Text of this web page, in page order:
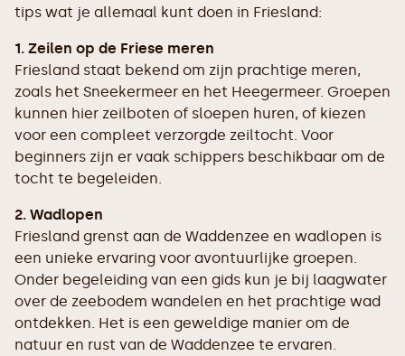
tips wat je allemaal kunt doen in Friesland:
1. Zeilen op de Friese meren
Friesland staat bekend om zijn prachtige meren,
zoals het Sneekermeer en het Heegermeer. Groepen
kunnen hier zeilboten of sloepen huren, of kiezen
voor een compleet verzorgde zeiltocht. Voor
beginners zijn er vaak schippers beschikbaar om de
tocht te begeleiden.
2. Wadlopen
Friesland grenst aan de Waddenzee en wadlopen is
een unieke ervaring voor avontuurlijke groepen.
Onder begeleiding van een gids kun je bij laagwater
over de zeebodem wandelen en het prachtige wad
ontdekken. Het is een geweldige manier om de
natuur en rust van de Waddenzee te ervaren.